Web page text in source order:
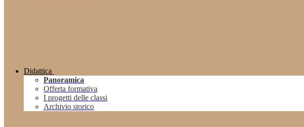
Didattica
Panoramica
Offerta formativa
I progetti delle classi
Archivio storico